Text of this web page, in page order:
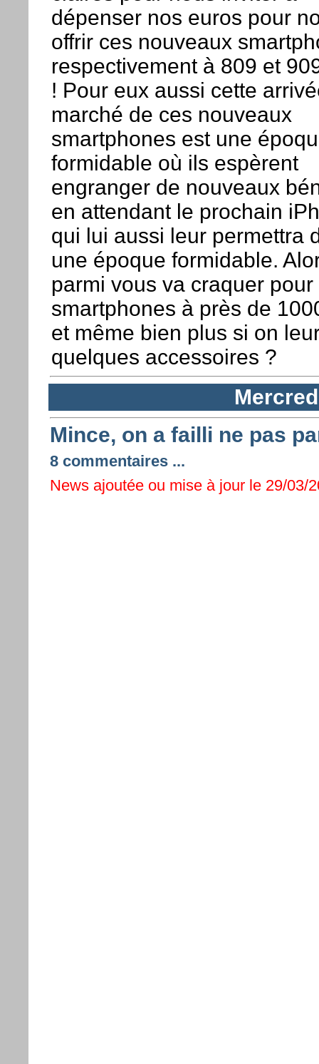
dépenser nos euros pour
offrir ces nouveaux
respectivement à 809 et
! Pour eux aussi cette
marché de ces nouveaux
smartphones est une
formidable où ils espèrent
engranger de nouveaux
en attendant le prochain
qui lui aussi leur permettra
une époque formidable.
parmi vous va craquer pour
smartphones à près de
et même bien plus si on
quelques accessoires ?
Mince, on a failli ne pas
8 commentaires ...
News ajoutée ou mise à jour le 29/03/